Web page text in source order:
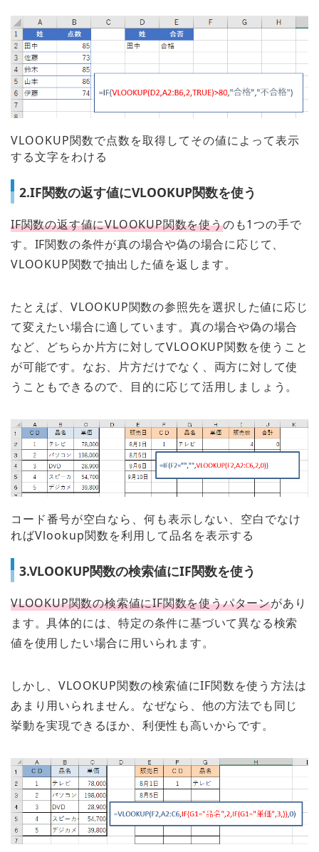
VLOOKUP関数で点数を取得してその値によって表示
する文字をわける
2.IF関数の返す値にVLOOKUP関数を使う
IF関数の返す値にVLOOKUP関数を使うのも1つの手で
す。IF関数の条件が真の場合や偽の場合に応じて、
VLOOKUP関数で抽出した値を返します。
たとえば、VLOOKUP関数の参照先を選択した値に応じ
て変えたい場合に適しています。真の場合や偽の場合
など、どちらか片方に対してVLOOKUP関数を使うこと
が可能です。なお、片方だけでなく、両方に対して使
うこともできるので、目的に応じて活用しましょう。
コード番号が空白なら、何も表示しない、空白でなけ
ればVlookup関数を利用して品名を表示する
3.VLOOKUP関数の検索値にIF関数を使う
VLOOKUP関数の検索値にIF関数を使うパターンがあり
ます。具体的には、特定の条件に基づいて異なる検索
値を使用したい場合に用いられます。
しかし、VLOOKUP関数の検索値にIF関数を使う方法は
あまり用いられません。なぜなら、他の方法でも同じ
挙動を実現できるほか、利便性も高いからです。